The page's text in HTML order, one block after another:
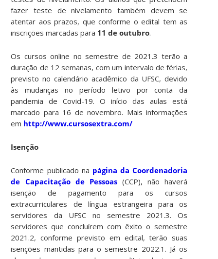
fazer teste de nivelamento também devem se
atentar aos prazos, que conforme o edital tem as
inscrições marcadas para 11 de outubro.
Os cursos online no semestre de 2021.3 terão a
duração de 12 semanas, com um intervalo de férias,
previsto no calendário acadêmico da UFSC, devido
às mudanças no período letivo por conta da
pandemia de Covid-19. O início das aulas está
marcado para 16 de novembro. Mais informações
em http://www.cursosextra.com/
Isenção
Conforme publicado na página da Coordenadoria
de Capacitação de Pessoas(CCP), não haverá
isenção de pagamento para os cursos
extracurriculares de língua estrangeira para os
servidores da UFSC no semestre 2021.3. Os
servidores que concluírem com êxito o semestre
2021.2, conforme previsto em edital, terão suas
isenções mantidas para o semestre 2022.1. Já os